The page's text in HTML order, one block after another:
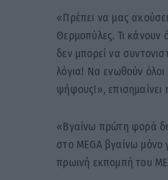
«Πρέπει να μας
Θερμοπύλες. Τι κάνουν
δεν μπορεί να
λόγια! Να ενωθούν
ψήφους!»,
«Βγαίνω πρώτη φορά
στο MEGA βγαίνω
πρωινή εκπομπή του